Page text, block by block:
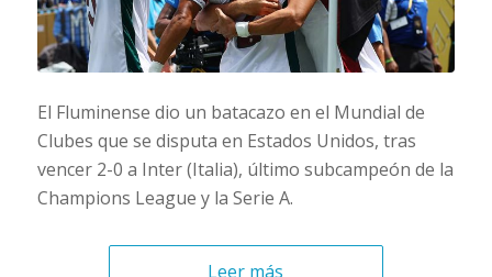
El Fluminense dio un batacazo en el Mundial de
Clubes que se disputa en Estados Unidos, tras
vencer 2-0 a Inter (Italia), último subcampeón de la
Champions League y la Serie A.
Leer más